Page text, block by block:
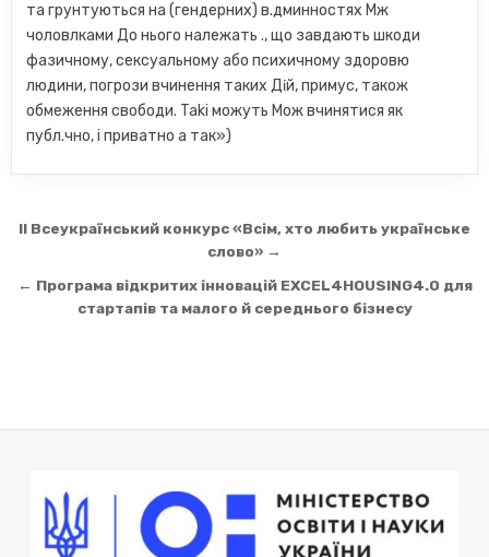
Навігація
ІІ Всеукраїнський конкурс «Всім, хто любить українське
слово» →
← Програма відкритих інновацій EXCEL4HOUSING4.0 для
стартапів та малого й середнього бізнесу